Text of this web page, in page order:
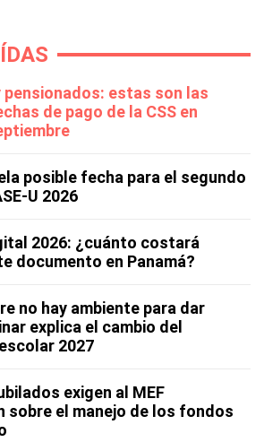
pensionados: estas son las
de pago de la CSS en
posible fecha para el segundo
U 2026
2026: ¿cuánto costará
documento en Panamá?
no hay ambiente para dar
explica el cambio del
2027
exigen al MEF
sobre el manejo de los fondos